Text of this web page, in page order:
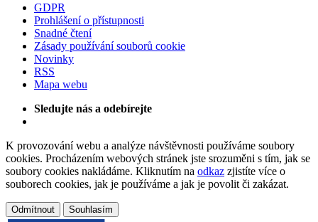
GDPR
Prohlášení o přístupnosti
Snadné čtení
Zásady používání souborů cookie
Novinky
RSS
Mapa webu
Sledujte nás a odebírejte
K provozování webu a analýze návštěvnosti používáme soubory
cookies. Procházením webových stránek jste srozuměni s tím, jak se
soubory cookies nakládáme. Kliknutím na odkaz zjistíte více o
souborech cookies, jak je používáme a jak je povolit či zakázat.
Odmítnout Souhlasím